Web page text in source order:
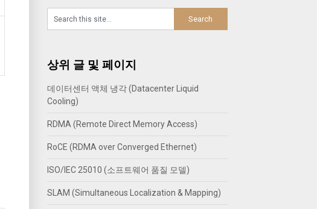
상위 글 및 페이지
데이터센터 액체 냉각 (Datacenter Liquid
Cooling)
RDMA (Remote Direct Memory Access)
RoCE (RDMA over Converged Ethernet)
ISO/IEC 25010 (소프트웨어 품질 모델)
SLAM (Simultaneous Localization & Mapping)